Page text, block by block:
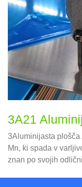
3A21
3Aluminijasta
Mn, ki spada v
znan po svojih